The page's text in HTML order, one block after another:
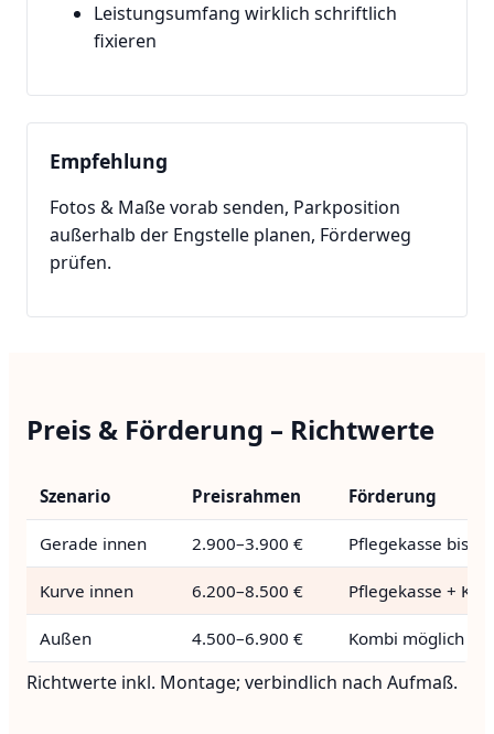
Leistungsumfang wirklich schriftlich
fixieren
Empfehlung
Fotos & Maße vorab senden, Parkposition
außerhalb der Engstelle planen, Förderweg
prüfen.
Preis & Förderung – Richtwerte
Szenario Preisrahmen Förderung
Gerade innen 2.900–3.900 € Pflegekasse bis
Kurve innen 6.200–8.500 € Pflegekasse +
Außen 4.500–6.900 € Kombi möglich
Richtwerte inkl. Montage; verbindlich nach Aufmaß.